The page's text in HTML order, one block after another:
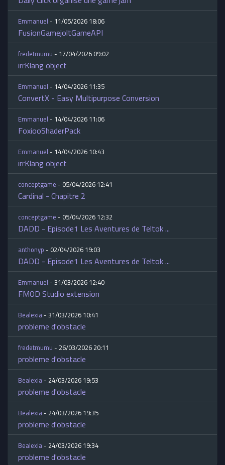
Emmanuel- 11/05/2026 18:06
FusionGamejoltGameAPI
fredetmumu- 17/04/2026 09:02
irrKlang object
Emmanuel- 14/04/2026 11:35
ConvertX - Easy Multipurpose Conversion
Emmanuel- 14/04/2026 11:06
FoxiooShaderPack
Emmanuel- 14/04/2026 10:43
irrKlang object
conceptgame- 05/04/2026 12:41
Cardinal - Chapitre 2
conceptgame- 05/04/2026 12:32
DADD - Episode1 Les Aventures de Teltok ...
anthonyp- 02/04/2026 19:03
DADD - Episode1 Les Aventures de Teltok ...
Emmanuel- 31/03/2026 12:40
FMOD Studio extension
Bealexia- 31/03/2026 10:41
probleme d'obstacle
fredetmumu- 26/03/2026 20:11
probleme d'obstacle
Bealexia- 24/03/2026 19:53
probleme d'obstacle
Bealexia- 24/03/2026 19:35
probleme d'obstacle
Bealexia- 24/03/2026 19:34
probleme d'obstacle